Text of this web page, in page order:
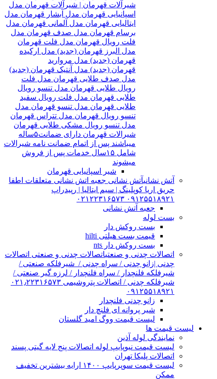
شیرآلات قهرمان | شیرآلات قهرمان مدل
اسپانیایی قهرمان مدل آبشار قهرمان مدل
ایتالیایی قهرمان مدل آلمانی قهرمان مدل
برسام قهرمان مدل صدف قهرمان مدل
فلت رویال قهرمان مدل فلت قهرمان
مدل البرز قهرمان (جدید) مدل ارکیده
قهرمان (جدید) مدل مروارید
قهرمان (جدید) مدل آنتیک قهرمان (جدید)
مدل صدف طلایی قهرمان مدل فلت
رویال طلایی قهرمان مدل تنسو رویال
طلایی قهرمان مدل فلت رویال سفید
طلایی قهرمان مدل تنسو قهرمان مدل
تنسو رویال قهرمان مدل تتراس قهرمان
مدل تنسو رویال مشکی طلایی قهرمان
شیرالات قهرمان دارای ضمانت۵ساله
میباشند پس از اتمام ضمانت نامه شیرالات
شامل ۱۵سال خدمات پس از فروش
میشوند
شیر اسپانیایی قهرمان
آتش نشانیآتش نشانی جعبه اتش نشانی متعلقات اطفا
حریق اریا کوپلینگ | سیم ایتالیا | رپیدراپ
۰۹۱۲۵۵۱۸۹۲۱ ۰۲۱۲۲۳۱۶۵۷۳
جعبه آتش نشانی
بست لوله
بست روکش دار
قیمت بست هیلتی hilti
بست روکش دار nts
اتصالات چدنی و صنعتیاتصالات چدنی و صنعتی اتصالات
چدنی |زانو چدنی / سراه چدنی / شیرفلکه صنعتی /
شیرفلکه فلنچدار / سراه فلنچدار / لرزه گیر صنعتی /
شیرفلکه چدنی / اتصالات پتروشیمی ۰۲۱٫۲۲۳۱۶۵۷۳
۰۹۱۲۵۵۱۸۹۲۱
زانو چدنی فلنچدار
شیر پروانه ای فلنچ دار
لیست قیمت ووگ امید گلستان
لیست قیمت ها
نمایندگی لوله آذین
لیست قیمت نیوپایپ لوله اتصالات پنج لایه گیتی پسند
اتصالات پلیکا تهران
لیست قیمت سوپرپایپ ۱۴۰۰ ارایه بیشترین تخفیف
ممکن